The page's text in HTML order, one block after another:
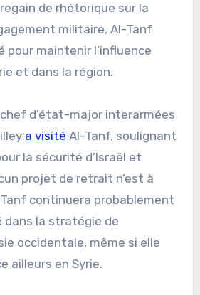
de rhétorique sur la
militaire, Al-Tanf
pour maintenir l’influence
et dans la région.
chef d’état-major interarmées
a visité Al-Tanf, soulignant
la sécurité d’Israël et
projet de retrait n’est à
Tanf continuera probablement
dans la stratégie de
occidentale, même si elle
ailleurs en Syrie.